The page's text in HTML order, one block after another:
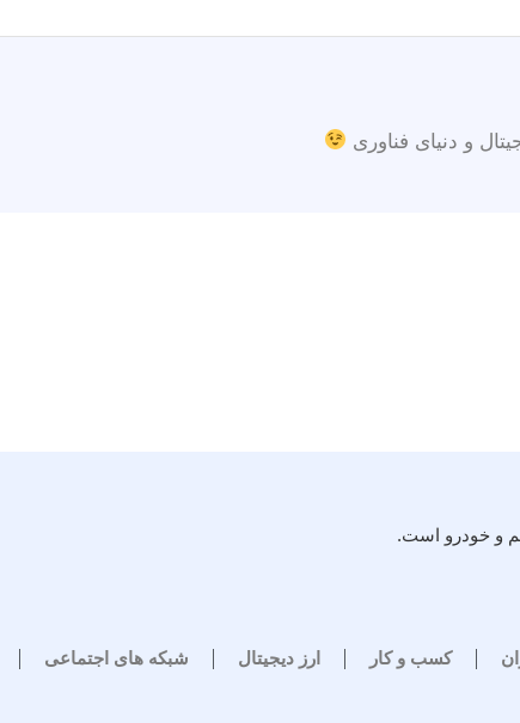
و دنیای فناوری
و خودرو است.
کسب و کار ارز دیجیتال شبکه های اجتماعی